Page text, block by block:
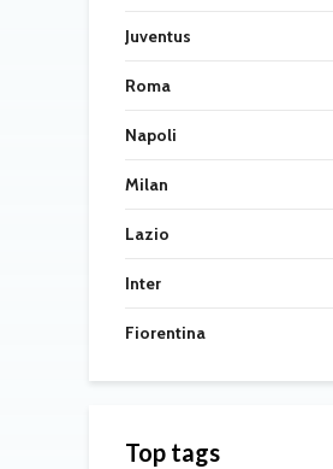
Juventus
Roma
Napoli
Milan
Lazio
Inter
Fiorentina
Top tags